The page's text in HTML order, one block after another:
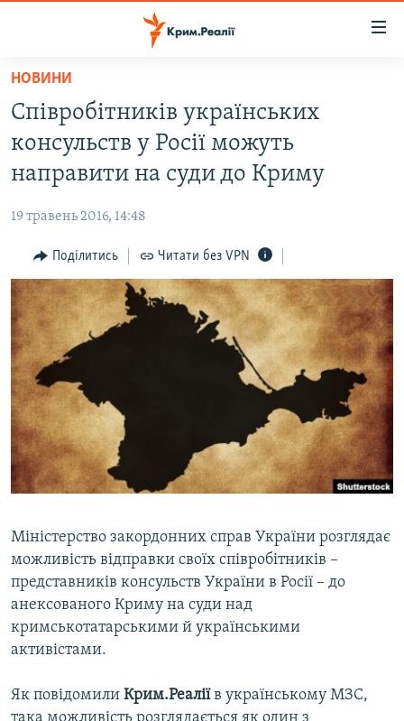
Перейти
основного
матеріалу
до
основної
навігації
Перейти
до
пошуку
ВОДА.КРИМ
ВІДЕО ТА ФОТО
БЛОГИ
ПОГЛЯД
ІНТЕРВ'Ю
ВСЕ ЗА ДЕНЬ
СПЕЦПРОЕКТИ
ДЕПОРТАЦІЯ
ВІДЕОУРОКИ «ELIFBE»
СВІДЧЕННЯ ОКУПАЦІЇ
УКРАЇНСЬКА ПРОБЛЕМА КРИМУ
ЯК ОБІЙТИ БЛОКУВАННЯ
Русский
Qırımtatar
Усі сайти RFE/RL
НОВИНИ
Співробітників українських
консульств у Росії можуть
направити на суди до Криму
19 травень 2016, 14:48
Поділитись Читати без VPN
Міністерство закордонних справ України розглядає
можливість відправки своїх співробітників –
представників консульств України в Росії – до
анексованого Криму на суди над
кримськотатарськими й українськими
активістами.
Як повідомили Крим.Реаліїв українському МЗС,